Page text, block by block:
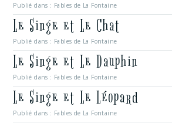
Publié dans : Fables de La Fontaine
Le Singe et Le Chat
Publié dans : Fables de La Fontaine
Le Singe et Le Dauphin
Publié dans : Fables de La Fontaine
Le Singe et Le Léopard
Publié dans : Fables de La Fontaine